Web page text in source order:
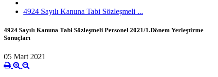
4924 Sayılı Kanuna Tabi Sözleşmeli ...
4924 Sayılı Kanuna Tabi Sözleşmeli Personel 2021/1.Dönem Yerleştirme
Sonuçları
05 Mart 2021